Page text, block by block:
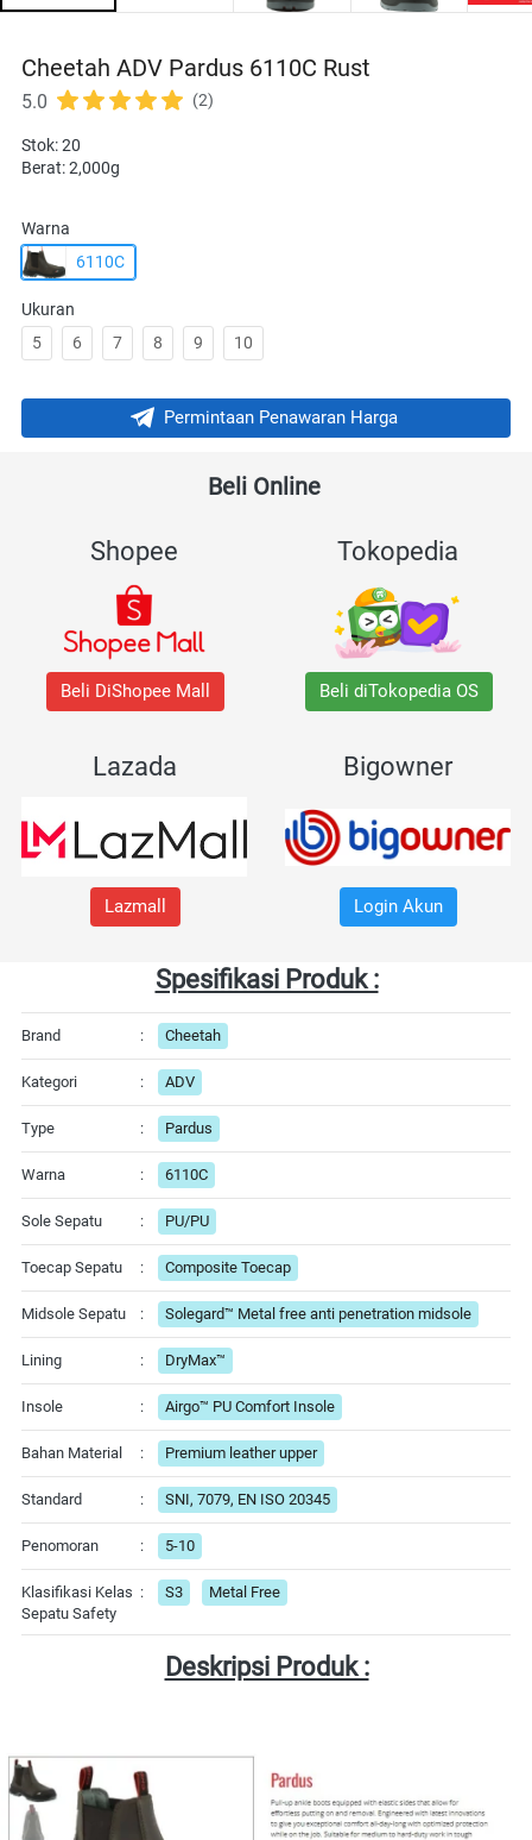
Cheetah ADV Pardus 6110C Rust
5.0 (2)
Stok: 20
Berat: 2,000g
Warna
6110C
Ukuran
5
6 7 8 9 10
` Permintaan Penawaran Harga
Beli Online
Shopee
Beli DiShopee Mall
Tokopedia
Beli diTokopedia OS
Lazada
Lazmall
Bigowner
Login Akun
Spesifikasi Produk :
Brand : Cheetah
Kategori : ADV
Type : Pardus
Warna : 6110C
Sole Sepatu : PU/PU
Toecap Sepatu : Composite Toecap
Midsole Sepatu : Solegard™ Metal free anti penetration midsole
Lining : DryMax™
Insole : Airgo™ PU Comfort Insole
Bahan Material : Premium leather upper
Standard : SNI, 7079, EN ISO 20345
Penomoran : 5-10
Klasifikasi Kelas
Sepatu Safety
: S3 Metal Free
Deskripsi Produk :